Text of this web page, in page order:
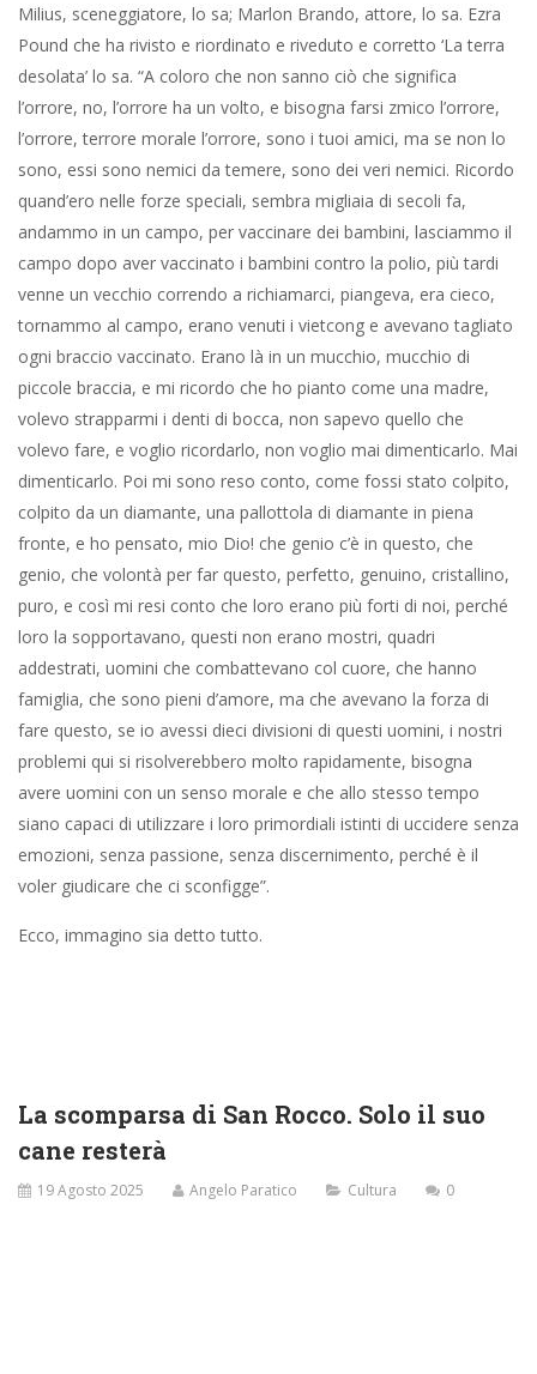
voler giudicare che ci sconfigge”.
La scomparsa di San Rocco. Solo il suo
cane resterà
19 Agosto 2025 Angelo Paratico Cultura 0
(Emanuele Torreggiani) Lei è un foresto.
Annuisco. Da tanto tempo, le dico.
La vecchia, dallo sguardo penetrante e
ilare di antica amatrice, ha bene inteso. Mi
parla di là dal ventaglio d’una vezzosa
seta azzurra ricamata a punto raso lungo
e corto, il monte Fuji, e montata su uno
scheletrato d’osso di balena lavorato al traforo, me l’ha portato
mio nipote dal Giappone, lavora là e sta bene, molto bene.
Annuisco. Sa, lo tengo aperto perché mi stanno facendo il ponte
inferiore e mentre parlo, sa com’è, non è un bel vedere. Mi
osserva con gli occhi smaliziati di bimba. Che mi scusi, ma come
imporrito di polvere, in questa piccola chiesa a navata singola,
asmatica d’aria. Tra il muro e pavimento il salnitro traccia la
affrescato in abito da viandante, cappellaccio e vincastro,